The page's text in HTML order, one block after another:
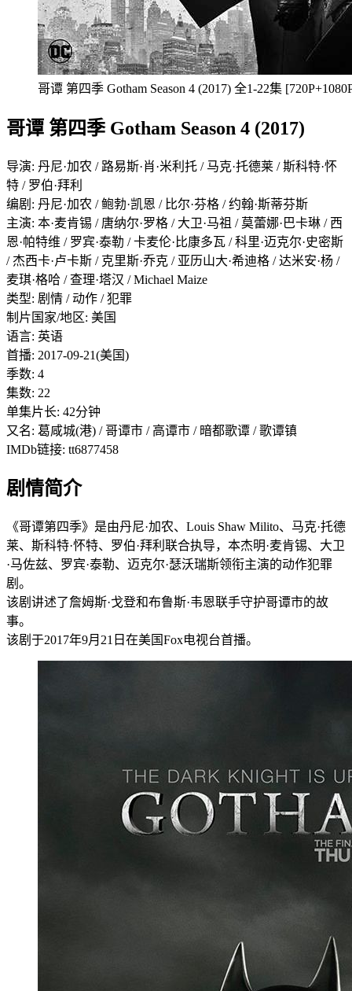
哥谭 第四季 Gotham Season 4 (2017) 全1-22集
哥谭 第四季 Gotham Season 4 (2017)
导演: 丹尼·加农 / 路易斯·肖·米利托 / 马克·托德莱 / 斯科特·怀
特 / 罗伯·拜利
编剧: 丹尼·加农 / 鲍勃·凯恩 / 比尔·芬格 / 约翰·斯蒂芬斯
主演: 本·麦肯锡 / 唐纳尔·罗格 / 大卫·马祖 / 莫蕾娜·巴卡琳 / 西
恩·帕特维 / 罗宾·泰勒 / 卡麦伦·比康多瓦 / 科里·迈克尔·史密斯
/ 杰西卡·卢卡斯 / 克里斯·乔克 / 亚历山大·希迪格 / 达米安·杨 /
麦琪·格哈 / 查理·塔汉 / Michael Maize
类型: 剧情 / 动作 / 犯罪
制片国家/地区: 美国
语言: 英语
首播: 2017-09-21(美国)
季数: 4
集数: 22
单集片长: 42分钟
又名: 葛咸城(港) / 哥谭市 / 高谭市 / 暗都歌谭 / 歌谭镇
IMDb链接: tt6877458
剧情简介
《哥谭第四季》是由丹尼·加农、Louis Shaw Milito、马克·托德
莱、斯科特·怀特、罗伯·拜利联合执导，本杰明·麦肯锡、大卫
·马佐兹、罗宾·泰勒、迈克尔·瑟沃瑞斯领衔主演的动作犯罪
剧。
该剧讲述了詹姆斯·戈登和布鲁斯·韦恩联手守护哥谭市的故
事。
该剧于2017年9月21日在美国Fox电视台首播。